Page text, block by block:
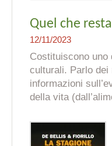
Quel che resta
12/11/2023
Costituiscono
culturali. Parlo
informazioni
della vita